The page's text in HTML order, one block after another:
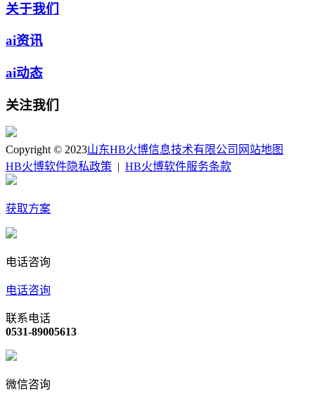
关于我们
ai资讯
ai动态
关注我们
Copyright © 2023山东HB火博信息技术有限公司 网站地图
HB火博软件隐私政策
HB火博软件服务条款
获取方案
电话咨询
电话咨询
联系电话
0531-89005613
微信咨询